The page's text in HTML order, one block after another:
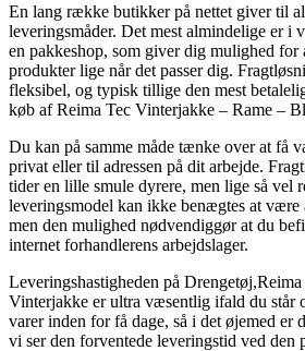
En lang række butikker på nettet giver til
leveringsmåder. Det mest almindelige er i
en pakkeshop, som giver dig mulighed for
produkter lige når det passer dig.
fleksibel, og typisk tillige den mest
køb af Reima Tec Vinterjakke – Rame –
Du kan på samme måde tænke over at få
privat eller til adressen på dit arbejde.
tider en lille smule dyrere, men lige så vel
leveringsmodel kan ikke benægtes at være
men den mulighed nødvendiggør at du
internet forhandlerens arbejdslager.
Leveringshastigheden på
Vinterjakke er ultra væsentlig ifald du står
varer inden for få dage, så i det øjemed er
vi ser den forventede leveringstid ved den